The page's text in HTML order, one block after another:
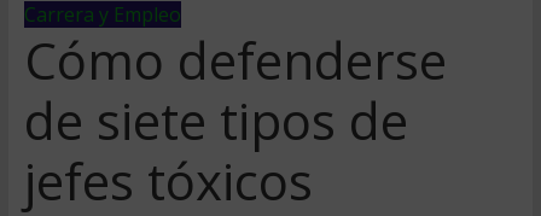
Carrera y Empleo
Cómo defenderse
de siete tipos de
jefes tóxicos